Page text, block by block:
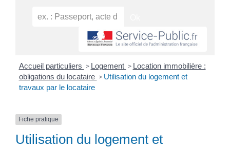
Accueil particuliers > Logement > Location immobilière :
obligations du locataire > Utilisation du logement et
travaux par le locataire
Fiche pratique
Utilisation du logement et